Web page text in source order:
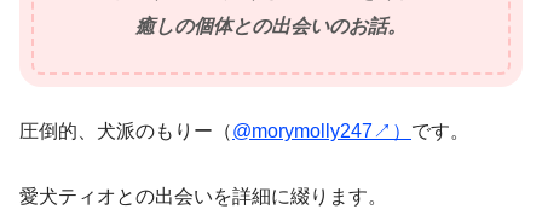
癒しの個体との出会いのお話。
圧倒的、犬派のもりー（@morymolly247↗︎） です。
愛犬ティオとの出会いを詳細に綴ります。